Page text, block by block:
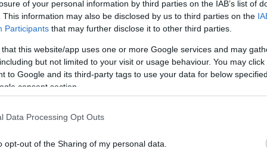
of your personal information by third parties on the IAB’s list of
This information may also be disclosed by us to third parties on the
Participants that may further disclose it to other third parties.
that this website/app uses one or more Google services and may
but not limited to your visit or usage behaviour. You may
to Google and its third-party tags to use your data for below
consent section.
Data Processing Opt Outs
opt-out of the Sharing of my personal data.
costellata di successi, ma può anche essere
è particolarmente vero per alcuni ex giocatori del
mondiale. La storia del club rossonero è ricca
dovuto affrontare sfide personali e professionali